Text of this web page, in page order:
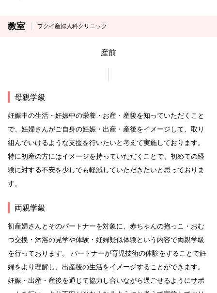
教室 フクイ産婦人科クリニック
産前
母親学級
妊娠中の生活・妊娠中の栄養・お産・産後を知っていただくこと
で、妊婦さんがご自身の妊娠・出産・産後をイメージして、取り
組んでいけるような支援を行いたいと考えて実施しております。
特に初産の方にはイメージを持っていただくことで、初めての経
験に対する不安を少しでも軽減していただきたいと思っておりま
す。
両親学級
初産婦さんとそのパートナーを対象に、赤ちゃんの抱っこ・おむ
つ交換・沐浴の見学や体験・妊婦疑似体験という内容で両親学級
を行っております。 パートナーが育児技術の体験をすることで妊
婦をより理解し、出産後の生活をイメージすることができます。
妊娠・出産・産後を通じて協力し合いながら過ごせるようにサポ